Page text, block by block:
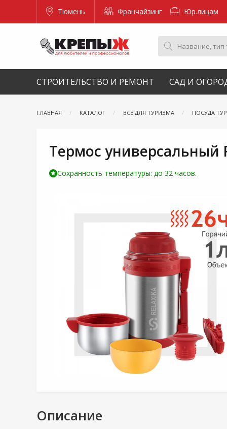
Тюмень Франчайзинг Юр.лицам
СТРОИТЕЛЬСТВО И РЕМОНТ САД И
ГЛАВНАЯ КАТАЛОГ ВСЕ ДЛЯ ТУРИЗМА ПОСУДА
Термос универсальный
Сохранность температуры: до 32 часов.
Описание